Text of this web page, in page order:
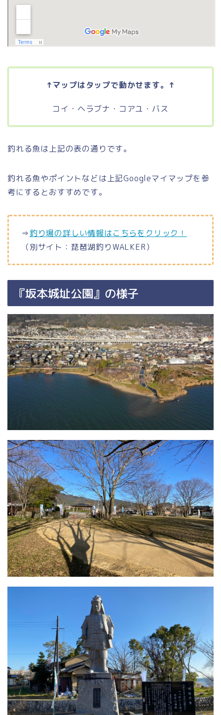
↑マップはタップで動かせます。↑
コイ・ヘラブナ・コアユ・バス
釣れる魚は上記の表の通りです。
釣れる魚やポイントなどは上記Googleマイマップを参
考にするとおすすめです。
⇒釣り場の詳しい情報はこちらをクリック！
（別サイト：琵琶湖釣りWALKER）
『坂本城址公園』の様子